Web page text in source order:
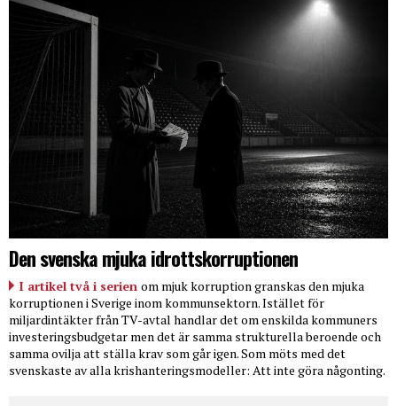
Den svenska mjuka idrottskorruptionen
I artikel två i serien om mjuk korruption granskas den mjuka
korruptionen i Sverige inom kommunsektorn. Istället för
miljardintäkter från TV-avtal handlar det om enskilda kommuners
investeringsbudgetar men det är samma strukturella beroende och
samma ovilja att ställa krav som går igen. Som möts med det
svenskaste av alla krishanteringsmodeller: Att inte göra någonting.